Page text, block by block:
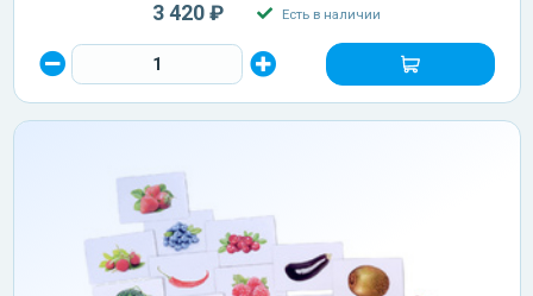
3 420 ₽ Есть в наличии